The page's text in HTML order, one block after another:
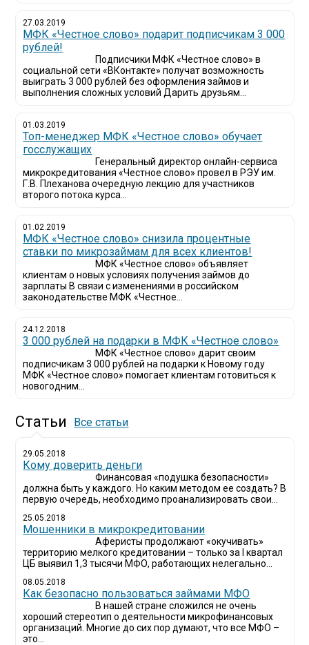
27.03.2019
МФК «Честное слово» подарит подписчикам 3 000
рублей!
Подписчики МФК «Честное слово» в
социальной сети «ВКонтакте» получат возможность
выиграть 3 000 рублей без оформления займов и
выполнения сложных условий Дарить друзьям...
01.03.2019
Топ-менеджер МФК «Честное слово» обучает
госслужащих
Генеральный директор онлайн-сервиса
микрокредитования «Честное слово» провел в РЭУ им.
Г.В. Плеханова очередную лекцию для участников
второго потока курса...
01.02.2019
МФК «Честное слово» снизила процентные
ставки по микрозаймам для всех клиентов!
МФК «Честное слово» объявляет
клиентам о новых условиях получения займов до
зарплаты В связи с изменениями в российском
законодательстве МФК «Честное...
24.12.2018
3 000 рублей на подарки в МФК «Честное слово»
МФК «Честное слово» дарит своим
подписчикам 3 000 рублей на подарки к Новому году
МФК «Честное слово» помогает клиентам готовиться к
новогодним...
Статьи Все статьи
29.05.2018
Кому доверить деньги
Финансовая «подушка безопасности»
должна быть у каждого. Но каким методом ее создать? В
первую очередь, необходимо проанализировать свои...
25.05.2018
Мошенники в микрокредитовании
Аферисты продолжают «окучивать»
территорию мелкого кредитовании – только за I квартал
ЦБ выявил 1,3 тысячи МФО, работающих нелегально...
08.05.2018
Как безопасно пользоваться займами МФО
В нашей стране сложился не очень
хороший стереотип о деятельности микрофинансовых
организаций. Многие до сих пор думают, что все МФО –
это...